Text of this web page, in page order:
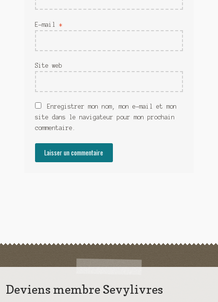
E-mail *
Site web
Enregistrer mon nom, mon e-mail et mon
site dans le navigateur pour mon prochain
commentaire.
Deviens membre Sevylivres